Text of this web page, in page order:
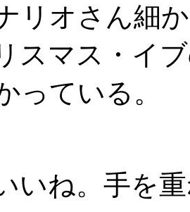
リオさん細
スマス・イ
っている。
いね。手を